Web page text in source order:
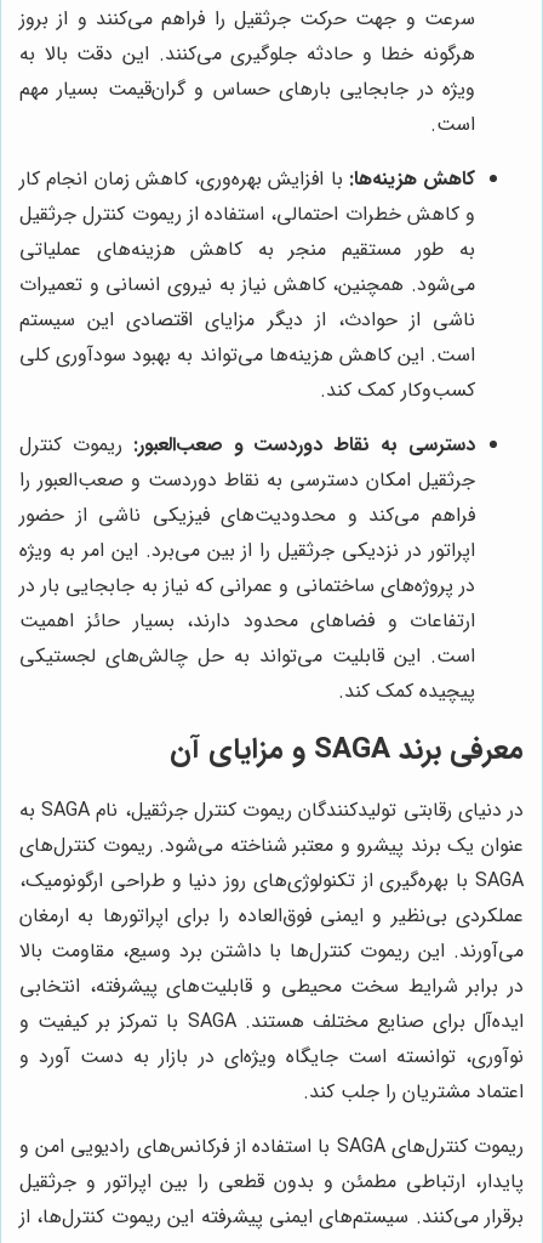
سرعت و جهت حرکت جرثقیل را فراهم می‌کنند و از بروز
هرگونه خطا و حادثه جلوگیری می‌کنند. این دقت بالا به
ویژه در جابجایی بارهای حساس و گران‌قیمت بسیار مهم
است.
کاهش هزینه‌ها: با افزایش بهره‌وری، کاهش زمان انجام کار
و کاهش خطرات احتمالی، استفاده از ریموت کنترل جرثقیل
به طور مستقیم منجر به کاهش هزینه‌های عملیاتی
می‌شود. همچنین، کاهش نیاز به نیروی انسانی و تعمیرات
ناشی از حوادث، از دیگر مزایای اقتصادی این سیستم
است. این کاهش هزینه‌ها می‌تواند به بهبود سودآوری کلی
کسب‌وکار کمک کند.
دسترسی به نقاط دوردست و صعب‌العبور: ریموت کنترل
جرثقیل امکان دسترسی به نقاط دوردست و صعب‌العبور را
فراهم می‌کند و محدودیت‌های فیزیکی ناشی از حضور
اپراتور در نزدیکی جرثقیل را از بین می‌برد. این امر به ویژه
در پروژه‌های ساختمانی و عمرانی که نیاز به جابجایی بار در
ارتفاعات و فضاهای محدود دارند، بسیار حائز اهمیت
است. این قابلیت می‌تواند به حل چالش‌های لجستیکی
پیچیده کمک کند.
معرفی برند SAGA و مزایای آن
در دنیای رقابتی تولیدکنندگان ریموت کنترل جرثقیل، نام SAGA به
عنوان یک برند پیشرو و معتبر شناخته می‌شود. ریموت کنترل‌های
SAGA با بهره‌گیری از تکنولوژی‌های روز دنیا و طراحی ارگونومیک،
عملکردی بی‌نظیر و ایمنی فوق‌العاده را برای اپراتورها به ارمغان
می‌آورند. این ریموت کنترل‌ها با داشتن برد وسیع، مقاومت بالا
در برابر شرایط سخت محیطی و قابلیت‌های پیشرفته، انتخابی
ایده‌آل برای صنایع مختلف هستند. SAGA با تمرکز بر کیفیت و
نوآوری، توانسته است جایگاه ویژه‌ای در بازار به دست آورد و
اعتماد مشتریان را جلب کند.
ریموت کنترل‌های SAGA با استفاده از فرکانس‌های رادیویی امن و
پایدار، ارتباطی مطمئن و بدون قطعی را بین اپراتور و جرثقیل
برقرار می‌کنند. سیستم‌های ایمنی پیشرفته این ریموت کنترل‌ها، از